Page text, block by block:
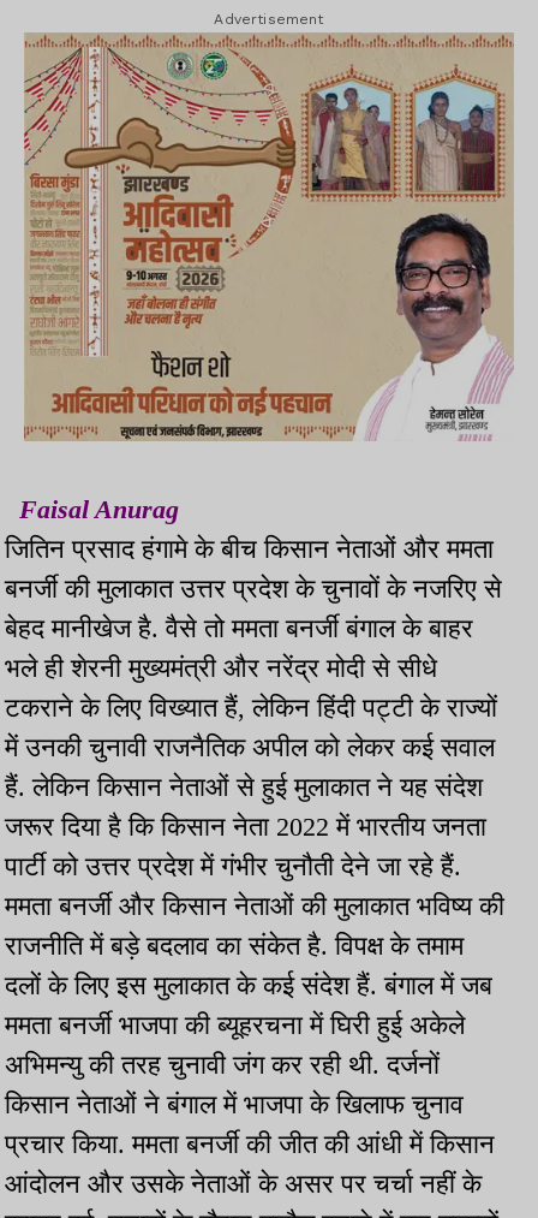
Advertisement
Faisal Anurag
जितिन प्रसाद हंगामे के बीच किसान नेताओं और ममता
बनर्जी की मुलाकात उत्तर प्रदेश के चुनावों के नजरिए से
बेहद मानीखेज है. वैसे तो ममता बनर्जी बंगाल के बाहर
भले ही शेरनी मुख्यमंत्री और नरेंद्र मोदी से सीधे
टकराने के लिए विख्यात हैं, लेकिन हिंदी पट्टी के राज्यों
में उनकी चुनावी राजनैतिक अपील को लेकर कई सवाल
हैं. लेकिन किसान नेताओं से हुई मुलाकात ने यह संदेश
जरूर दिया है कि किसान नेता 2022 में भारतीय जनता
पार्टी को उत्तर प्रदेश में गंभीर चुनौती देने जा रहे हैं.
ममता बनर्जी और किसान नेताओं की मुलाकात भविष्य की
राजनीति में बड़े बदलाव का संकेत है. विपक्ष के तमाम
दलों के लिए इस मुलाकात के कई संदेश हैं. बंगाल में जब
ममता बनर्जी भाजपा की ब्यूहरचना में घिरी हुई अकेले
अभिमन्यु की तरह चुनावी जंग कर रही थी. दर्जनों
किसान नेताओं ने बंगाल में भाजपा के खिलाफ चुनाव
प्रचार किया. ममता बनर्जी की जीत की आंधी में किसान
आंदोलन और उसके नेताओं के असर पर चर्चा नहीं के